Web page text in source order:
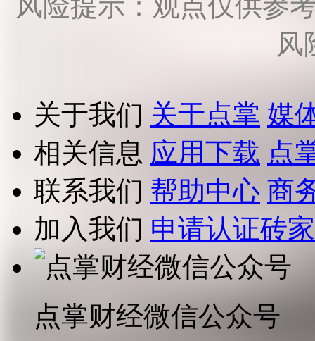
风
关于我们 关于点掌 媒
相关信息 应用下载 点
联系我们 帮助中心 商
加入我们 申请认证砖家
点掌财经微信公众号